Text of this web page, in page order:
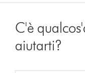
C'è
aiutarti?